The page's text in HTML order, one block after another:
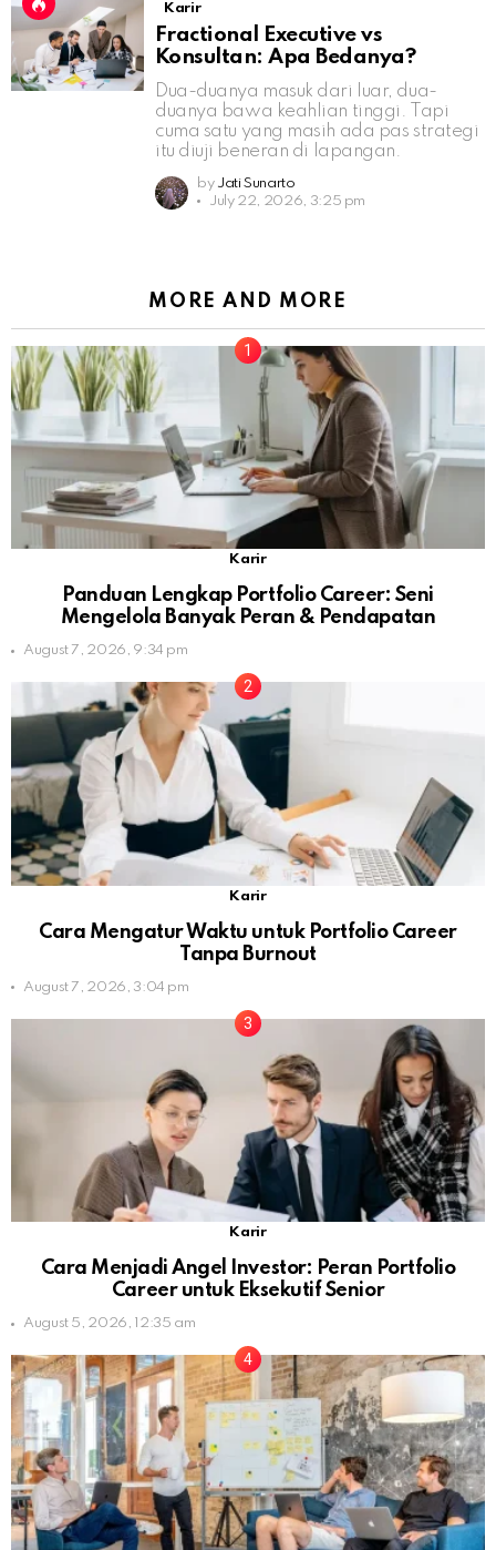
Karir
Fractional Executive vs
Konsultan: Apa Bedanya?
Dua-duanya masuk dari luar, dua-
duanya bawa keahlian tinggi. Tapi
cuma satu yang masih ada pas strategi
itu diuji beneran di lapangan.
by Jati Sunarto
July 22, 2026, 3:25 pm
MORE AND MORE
Karir
Panduan Lengkap Portfolio Career: Seni
Mengelola Banyak Peran & Pendapatan
August 7, 2026, 9:34 pm
Karir
Cara Mengatur Waktu untuk Portfolio Career
Tanpa Burnout
August 7, 2026, 3:04 pm
Karir
Cara Menjadi Angel Investor: Peran Portfolio
Career untuk Eksekutif Senior
August 5, 2026, 12:35 am